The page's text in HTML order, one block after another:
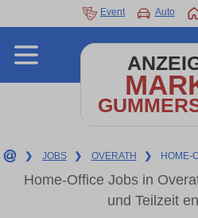
Event Auto
❯ JOBS ❯ OVERATH ❯ HOME-
Home-Office Jobs in
und Teilzeit